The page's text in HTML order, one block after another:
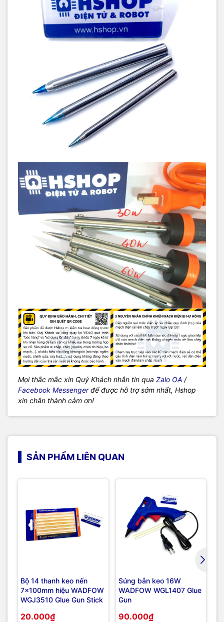
Mọi thắc mắc xin Quý Khách nhắn tin qua Zalo OA /
Facebook Messengerđể được hỗ trợ sớm nhất, Hshop
xin chân thành cảm ơn!
SẢN PHẨM LIÊN QUAN
Bộ 14 thanh keo nến
7x100mm hiệu WADFOW
WGJ3510 Glue Gun Stick
20.000₫
Súng bắn keo 16W
WADFOW WGL1407 Glue
Gun
90.000₫